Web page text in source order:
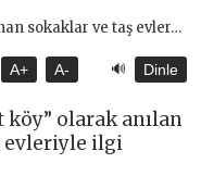
A+ A- 🔊 Dinle
köy” olarak anılan
evleriyle ilgi